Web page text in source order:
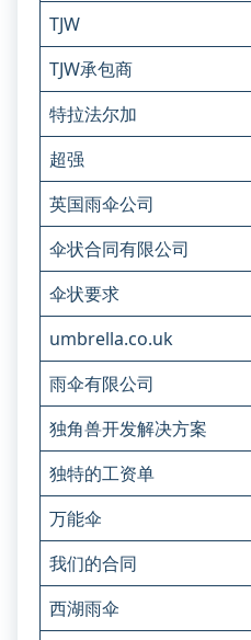
TJW
TJW承包商
特拉法尔加
超强
英国雨伞公司
伞状合同有限公司
伞状要求
umbrella.co.uk
雨伞有限公司
独角兽开发解决方案
独特的工资单
万能伞
我们的合同
西湖雨伞